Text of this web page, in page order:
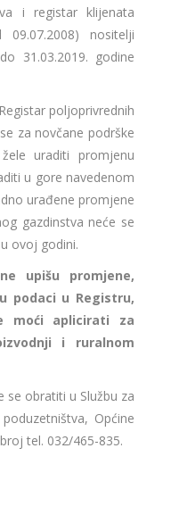
i registar klijenata
nositelji
31.03.2019. godine
poljoprivrednih
za novčane podrške
uraditi promjenu
u gore navedenom
urađene promjene
gazdinstva neće se
ovoj godini.
upišu promjene,
podaci u Registru,
moći aplicirati za
i ruralnom
obratiti u Službu za
Općine
tel. 032/465-835.